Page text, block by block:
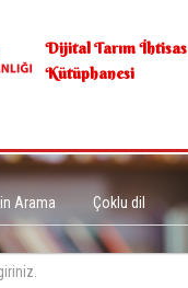
Dijital Tarım İhtisas
Kütüphanesi
Arama Çoklu dil